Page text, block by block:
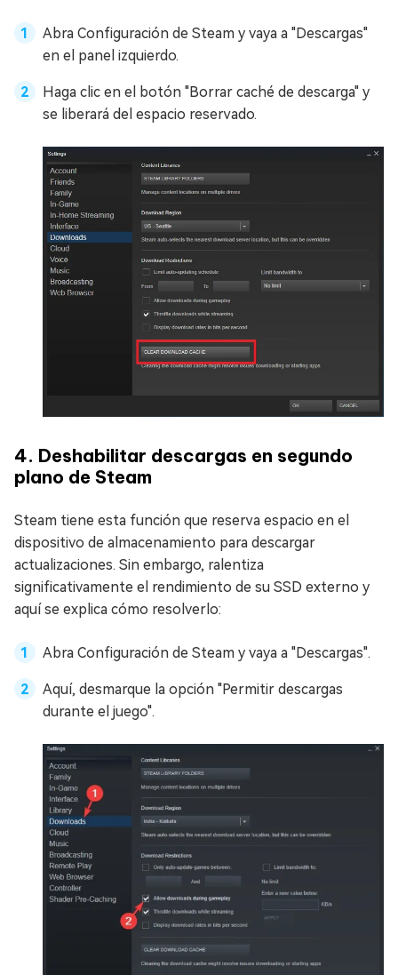
Abra Configuración de Steam y vaya a "Descargas"
en el panel izquierdo.
Haga clic en el botón "Borrar caché de descarga" y
se liberará del espacio reservado.
4. Deshabilitar descargas en segundo
plano de Steam
Steam tiene esta función que reserva espacio en el
dispositivo de almacenamiento para descargar
actualizaciones. Sin embargo, ralentiza
significativamente el rendimiento de su SSD externo y
aquí se explica cómo resolverlo:
Abra Configuración de Steam y vaya a "Descargas".
Aquí, desmarque la opción "Permitir descargas
durante el juego".